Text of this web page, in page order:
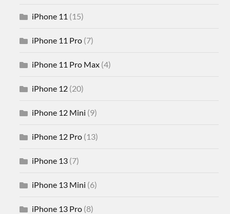
iPhone 11 (15)
iPhone 11 Pro (7)
iPhone 11 Pro Max (4)
iPhone 12 (20)
iPhone 12 Mini (9)
iPhone 12 Pro (13)
iPhone 13 (7)
iPhone 13 Mini (6)
iPhone 13 Pro (8)